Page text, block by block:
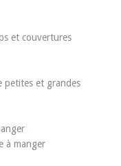
et couvertures
petites et grandes
à manger